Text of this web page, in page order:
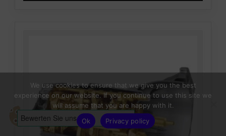
We use cookies to ensure that we give you the best
experience on our website. If you continue to use this site we
will assume that you are happy with it.
Ok
Privacy policy